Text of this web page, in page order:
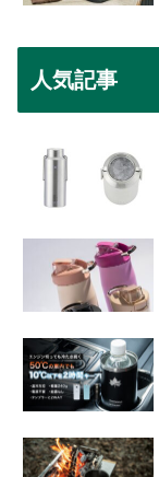
人気記事